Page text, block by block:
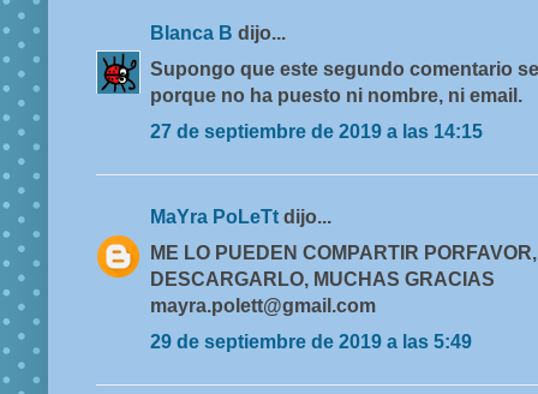
Blanca B dijo...
Supongo que este segundo comentario
porque no ha puesto ni nombre, ni email.
27 de septiembre de 2019 a las 14:15
MaYra PoLeTt dijo...
ME LO PUEDEN COMPARTIR
DESCARGARLO, MUCHAS GRACIAS
mayra.polett@gmail.com
29 de septiembre de 2019 a las 5:49